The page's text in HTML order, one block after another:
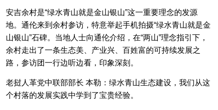
安吉余村是“绿水青山就是金山银山”这一重要理念的发源
地。通伦来到余村参访，特意举起手机拍摄“绿水青山就是金
山银山”石碑。当地人士向通伦介绍，在“两山”理念指引下，
余村走出了一条生态美、产业兴、百姓富的可持续发展之
路，参访团一行边听边看，印象深刻。
老挝人革党中联部部长 本勒：绿水青山生态建设，我们从这
个村落的发展实践中学到了宝贵经验。